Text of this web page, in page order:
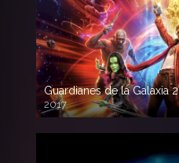
Guardianes de la Galaxia 2
2017
720p HD